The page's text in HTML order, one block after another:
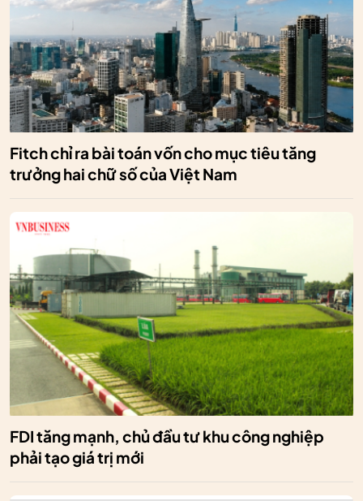
Fitch chỉ ra bài toán vốn cho mục tiêu tăng
trưởng hai chữ số của Việt Nam
FDI tăng mạnh, chủ đầu tư khu công nghiệp
phải tạo giá trị mới